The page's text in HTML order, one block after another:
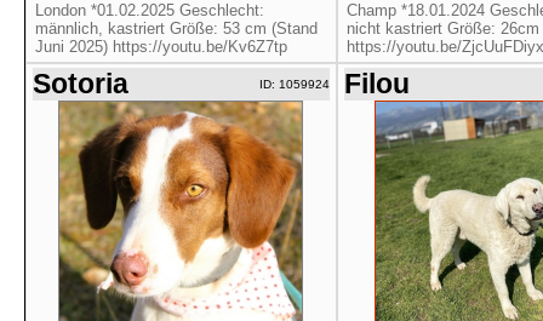
London *01.02.2025 Geschlecht:
männlich, kastriert Größe: 53 cm (Stand
Juni 2025) https://youtu.be/Kv6Z7tp
Champ *18.01.2024
nicht kastriert Größe: 26cm
https://youtu.be/
Sotoria ID: 1059924 Filou